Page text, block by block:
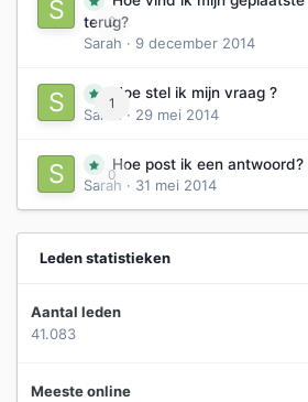
0
terug?
Sarah · 9 december 2014
1
Hoe stel ik mijn vraag ?
Sarah
· 29 mei 2014
0
Hoe post ik een antwoord?
Sarah · 31 mei 2014
Leden statistieken
Aantal leden
41.083
Meeste online